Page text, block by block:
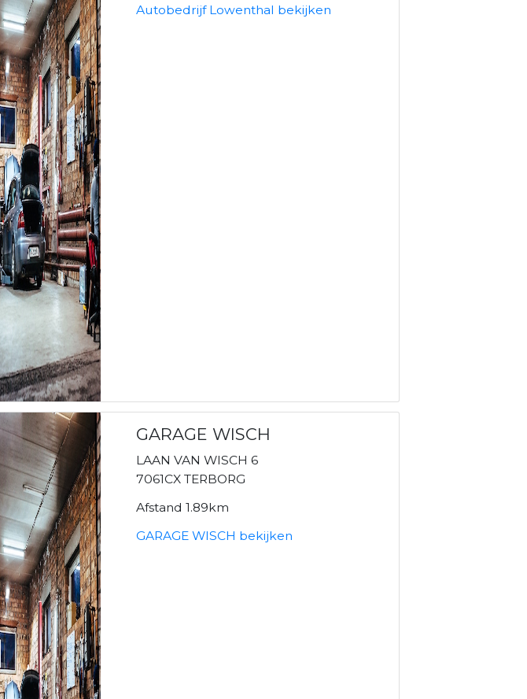
Autobedrijf Lowenthal bekijken
GARAGE WISCH
LAAN VAN WISCH 6
7061CX TERBORG
Afstand 1.89km
GARAGE WISCH bekijken